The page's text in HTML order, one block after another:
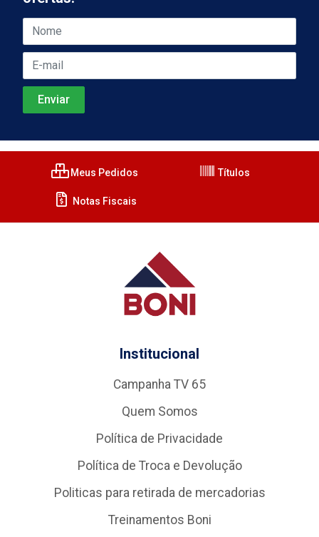
Meus Pedidos Títulos
Notas Fiscais
Institucional
Campanha TV 65
Quem Somos
Política de Privacidade
Política de Troca e Devolução
Politicas para retirada de mercadorias
Treinamentos Boni